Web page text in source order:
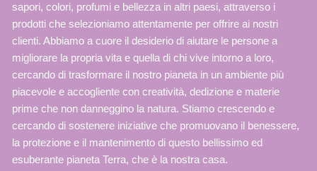
sapori, colori, profumi e bellezza in altri paesi, attraverso i
prodotti che selezioniamo attentamente per offrire ai nostri
clienti. Abbiamo a cuore il desiderio di aiutare le persone a
migliorare la propria vita e quella di chi vive intorno a loro,
cercando di trasformare il nostro pianeta in un ambiente più
piacevole e accogliente con creatività, dedizione e materie
prime che non danneggino la natura. Stiamo crescendo e
cercando di sostenere iniziative che promuovano il benessere,
la protezione e il mantenimento di questo bellissimo ed
esuberante pianeta Terra, che è la nostra casa.